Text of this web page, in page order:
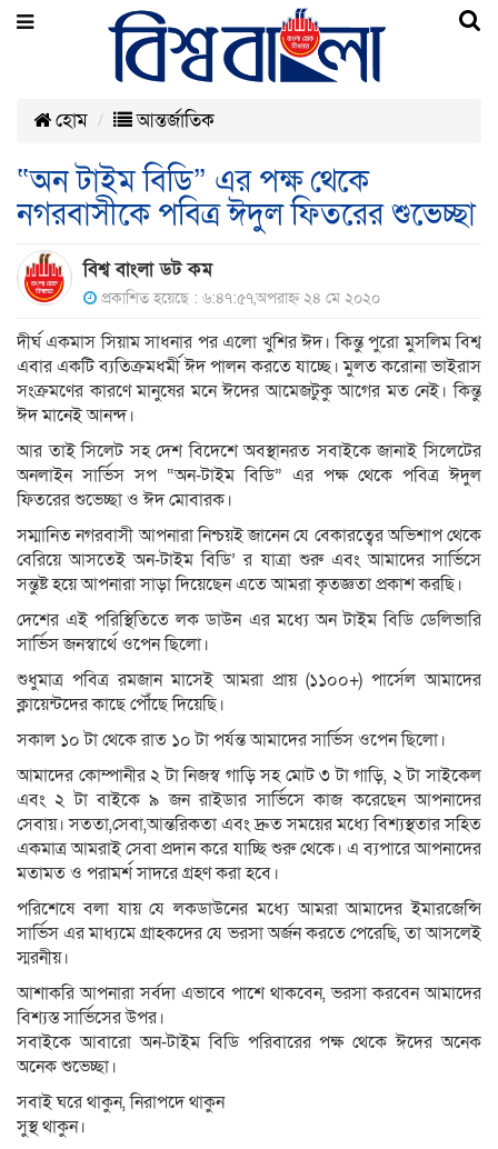
হোম আন্তর্জাতিক
“অন টাইম বিডি” এর পক্ষ থেকে
নগরবাসীকে পবিত্র ঈদুল ফিতরের শুভেচ্ছা
বিশ্ব বাংলা ডট কম
প্রকাশিত হয়েছে : ৬:৪৭:৫৭,অপরাহ্ন ২৪ মে ২০২০
দীর্ঘ একমাস সিয়াম সাধনার পর এলো খুশির ঈদ। কিন্তু পুরো মুসলিম বিশ্ব
এবার একটি ব্যতিক্রমধর্মী ঈদ পালন করতে যাচ্ছে। মুলত করোনা ভাইরাস
সংক্রমণের কারণে মানুষের মনে ঈদের আমেজটুকু আগের মত নেই। কিন্তু
ঈদ মানেই আনন্দ।
আর তাই সিলেট সহ দেশ বিদেশে অবস্থানরত সবাইকে জানাই সিলেটের
অনলাইন সার্ভিস সপ “অন-টাইম বিডি” এর পক্ষ থেকে পবিত্র ঈদুল
ফিতরের শুভেচ্ছা ও ঈদ মোবারক।
সম্মানিত নগরবাসী আপনারা নিশ্চয়ই জানেন যে বেকারত্বের অভিশাপ থেকে
বেরিয়ে আসতেই অন-টাইম বিডি’ র যাত্রা শুরু এবং আমাদের সার্ভিসে
সন্তুষ্ট হয়ে আপনারা সাড়া দিয়েছেন এতে আমরা কৃতজ্ঞতা প্রকাশ করছি।
দেশের এই পরিস্থিতিতে লক ডাউন এর মধ্যে অন টাইম বিডি ডেলিভারি
সার্ভিস জনস্বার্থে ওপেন ছিলো।
শুধুমাত্র পবিত্র রমজান মাসেই আমরা প্রায় (১১০০+) পার্সেল আমাদের
ক্লায়েন্টদের কাছে পৌঁছে দিয়েছি।
সকাল ১০ টা থেকে রাত ১০ টা পর্যন্ত আমাদের সার্ভিস ওপেন ছিলো।
আমাদের কোম্পানীর ২ টা নিজস্ব গাড়ি সহ মোট ৩ টা গাড়ি, ২ টা সাইকেল
এবং ২ টা বাইকে ৯ জন রাইডার সার্ভিসে কাজ করেছেন আপনাদের
সেবায়। সততা,সেবা,আন্তরিকতা এবং দ্রুত সময়ের মধ্যে বিশ্যস্থতার সহিত
একমাত্র আমরাই সেবা প্রদান করে যাচ্ছি শুরু থেকে। এ ব্যপারে আপনাদের
মতামত ও পরামর্শ সাদরে গ্রহণ করা হবে।
পরিশেষে বলা যায় যে লকডাউনের মধ্যে আমরা আমাদের ইমারজেন্সি
সার্ভিস এর মাধ্যমে গ্রাহকদের যে ভরসা অর্জন করতে পেরেছি, তা আসলেই
স্মরনীয়।
আশাকরি আপনারা সর্বদা এভাবে পাশে থাকবেন, ভরসা করবেন আমাদের
বিশ্যস্ত সার্ভিসের উপর।
সবাইকে আবারো অন-টাইম বিডি পরিবারের পক্ষ থেকে ঈদের অনেক
অনেক শুভেচ্ছা।
সবাই ঘরে থাকুন, নিরাপদে থাকুন
সুস্থ থাকুন।